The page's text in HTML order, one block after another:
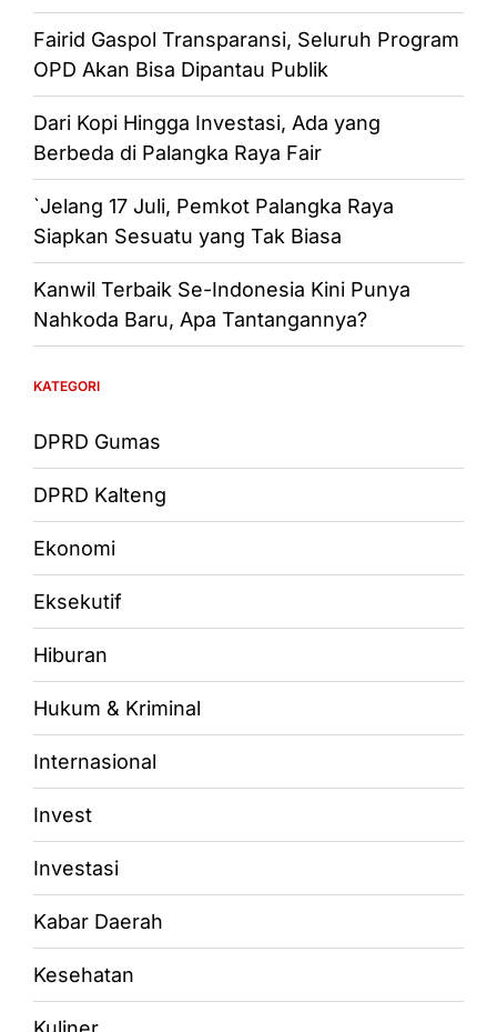
Fairid Gaspol Transparansi, Seluruh Program
OPD Akan Bisa Dipantau Publik
Dari Kopi Hingga Investasi, Ada yang
Berbeda di Palangka Raya Fair
`Jelang 17 Juli, Pemkot Palangka Raya
Siapkan Sesuatu yang Tak Biasa
Kanwil Terbaik Se-Indonesia Kini Punya
Nahkoda Baru, Apa Tantangannya?
KATEGORI
DPRD Gumas
DPRD Kalteng
Ekonomi
Eksekutif
Hiburan
Hukum & Kriminal
Internasional
Invest
Investasi
Kabar Daerah
Kesehatan